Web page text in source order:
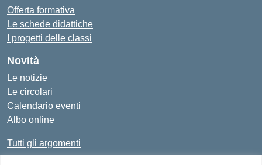
Offerta formativa
Le schede didattiche
I progetti delle classi
Novità
Le notizie
Le circolari
Calendario eventi
Albo online
Tutti gli argomenti